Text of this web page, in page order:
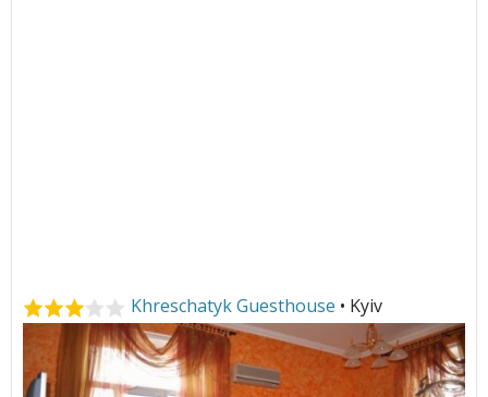
Khreschatyk Guesthouse • Kyiv